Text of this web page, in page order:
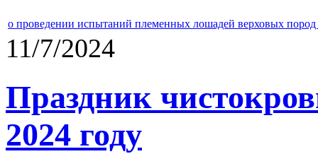
о проведении испытаний племенных лошадей верховых
11/7/2024
Праздник
2024 году